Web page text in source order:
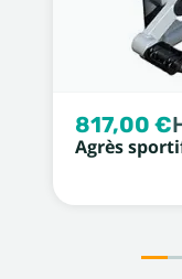
817,00 €
Agrès